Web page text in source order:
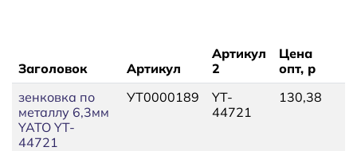
Заголовок Артикул
Артикул
2
Цена
опт, р
зенковка по
металлу 6,3мм
YATO YT-
44721
УТ0000189
YT-
44721
130,38